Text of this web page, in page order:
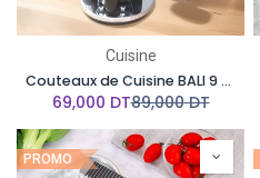
Cuisine
Couteaux de Cuisine BALI 9 Pièces avec Poignée en Rouge et Doré
69,000 DT89,000DT
PROMO